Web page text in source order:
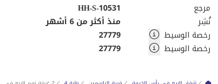
مرجع
HH-S-10531
نُشِر
منذ أكثر من 6 أشهر
رخصة الوسيط
27779
رخصة الوسيط
27779